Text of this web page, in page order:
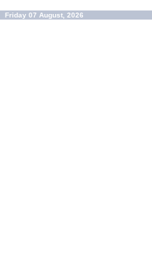
Friday 07 August, 2026